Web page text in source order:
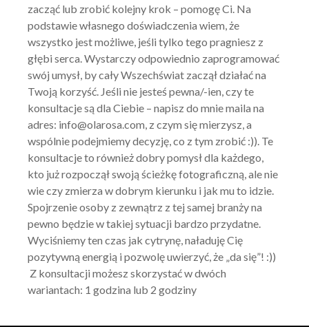
zacząć lub zrobić kolejny krok – pomogę Ci. Na
podstawie własnego doświadczenia wiem, że
wszystko jest możliwe, jeśli tylko tego pragniesz z
głębi serca. Wystarczy odpowiednio zaprogramować
swój umysł, by cały Wszechświat zaczął działać na
Twoją korzyść. Jeśli nie jesteś pewna/-ien, czy te
konsultacje są dla Ciebie – napisz do mnie maila na
adres: info@olarosa.com, z czym się mierzysz, a
wspólnie podejmiemy decyzję, co z tym zrobić :)). Te
konsultacje to również dobry pomysł dla każdego,
kto już rozpoczął swoją ścieżkę fotograficzną, ale nie
wie czy zmierza w dobrym kierunku i jak mu to idzie.
Spojrzenie osoby z zewnątrz z tej samej branży na
pewno będzie w takiej sytuacji bardzo przydatne.
Wyciśniemy ten czas jak cytrynę, naładuję Cię
pozytywną energią i pozwolę uwierzyć, że „da się”! :))
Z konsultacji możesz skorzystać w dwóch
wariantach: 1 godzina lub 2 godziny